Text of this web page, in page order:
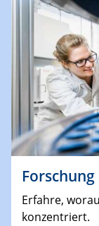
Forschung
Erfahre,
konzentriert.